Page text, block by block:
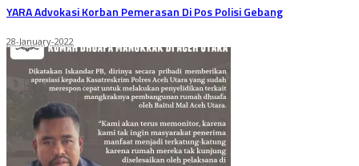
YARA Advokasi Korban Pemerasan Di Pos Polisi Gebang
28-January-2022